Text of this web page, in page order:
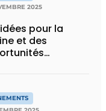
2025
pour la
et des